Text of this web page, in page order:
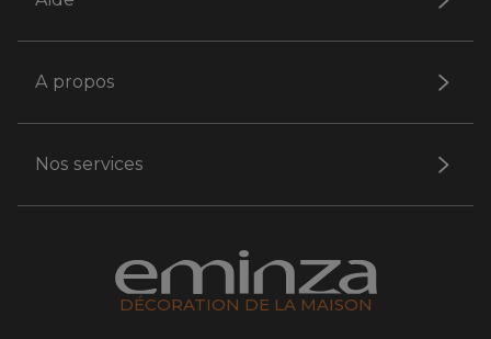
A propos
Nos services
DÉCORATION DE LA MAISON